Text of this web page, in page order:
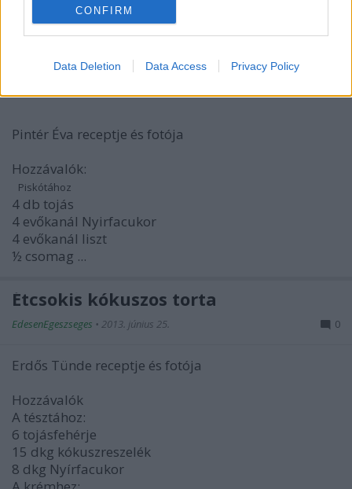
CONFIRM
Data Deletion Data Access Privacy Policy
2013. június 28.
Pintér Éva receptje és fotója
Hozzávalók:
Piskótához
4 db tojás
4 evőkanál Nyirfacukor
4 evőkanál liszt
½ csomag ...
Étcsokis kókuszos torta
EdesenEgeszseges • 2013. június 25. 0
Erdős Tünde receptje és fotója
Hozzávalók
A tésztához:
6 tojásfehérje
15 dkg kókuszreszelék
8 dkg Nyírfacukor